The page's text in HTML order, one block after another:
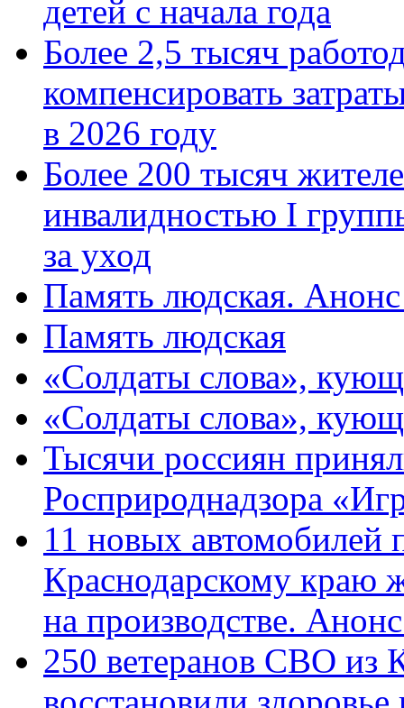
детей с начала года
Более 2,5 тысяч
компенсировать
в 2026 году
Более 200 тысяч
инвалидностью I
за уход
Память людская.
Память людская
«Солдаты слова»,
«Солдаты слова»,
Тысячи россиян
Росприроднадзора
11 новых автомобилей
Краснодарскому краю
на производстве.
250 ветеранов СВО из